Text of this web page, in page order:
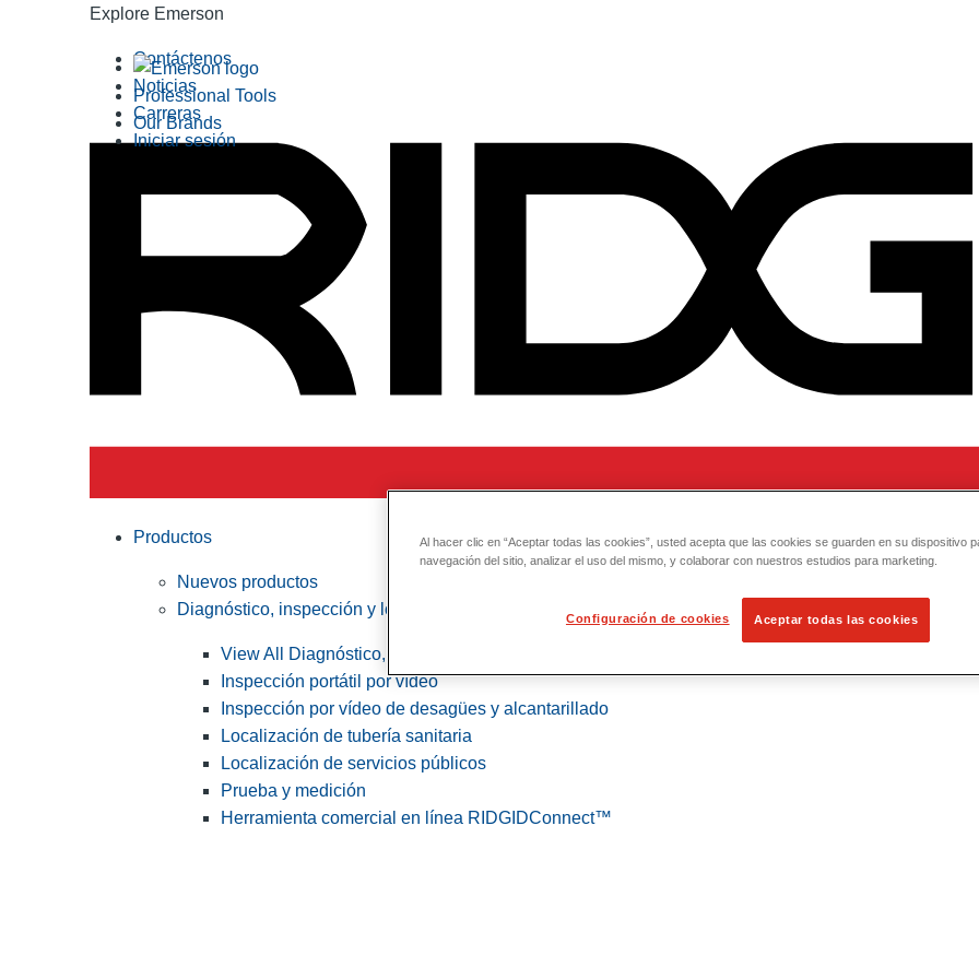
Explore Emerson
Professional Tools
Our Brands
Contáctenos
Noticias
Carreras
Iniciar sesión
Productos
Nuevos productos
Diagnóstico, inspección y localización
View All Diagnóstico, inspección y localización
Inspección portátil por vídeo
Inspección por vídeo de desagües y alcantarillado
Localización de tubería sanitaria
Localización de servicios públicos
Prueba y medición
Herramienta comercial en línea RIDGIDConnect™
Al hacer clic en “Aceptar todas las cookies”, usted acepta que las cookies se guarden en su dispositivo
navegación del sitio, analizar el uso del mismo, y colaborar con nuestros estudios para marketing.
Configuración de cookies Aceptar todas las cookies